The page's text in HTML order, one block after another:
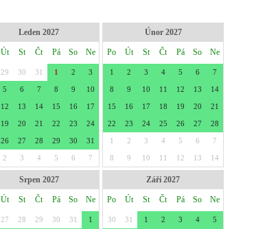
Leden 2027
Út St Čt Pá So Ne
29 30 31 1 2 3
5 6 7 8 9 10
12 13 14 15 16 17
19 20 21 22 23 24
26 27 28 29 30 31
2 3 4 5 6 7
Únor 2027
Po Út St Čt Pá So Ne
1 2 3 4 5 6 7
8 9 10 11 12 13 14
15 16 17 18 19 20 21
22 23 24 25 26 27 28
1 2 3 4 5 6 7
8 9 10 11 12 13 14
Srpen 2027
Út St Čt Pá So Ne
27 28 29 30 31 1
Září 2027
Po Út St Čt Pá So Ne
30 31 1 2 3 4 5